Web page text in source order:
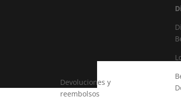
Devoluciones y
reembolsos